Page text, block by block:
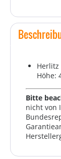
Herlitz
Höhe:
Bitte
nicht von